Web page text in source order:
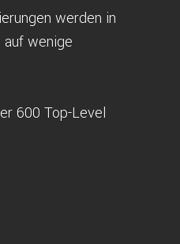
werden in
wenige
600 Top-Level